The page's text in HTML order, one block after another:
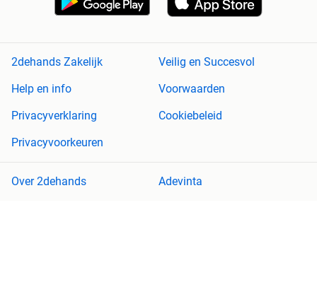
2dehands Zakelijk
Veilig en Succesvol
Help en info
Voorwaarden
Privacyverklaring
Cookiebeleid
Privacyvoorkeuren
Over 2dehands
Adevinta